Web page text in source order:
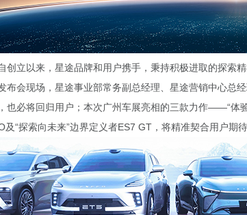
创立以来，星途品牌和用户携手，秉持积极进取的探索
布会现场，星途事业部常务副总经理、星途营销中心总
也必将回归用户；本次广州车展亮相的三款力作——“体
及“探索向未来”边界定义者ES7 GT，将精准契合用户期